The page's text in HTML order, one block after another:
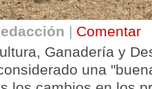
| Comentar
Ganadería y
una